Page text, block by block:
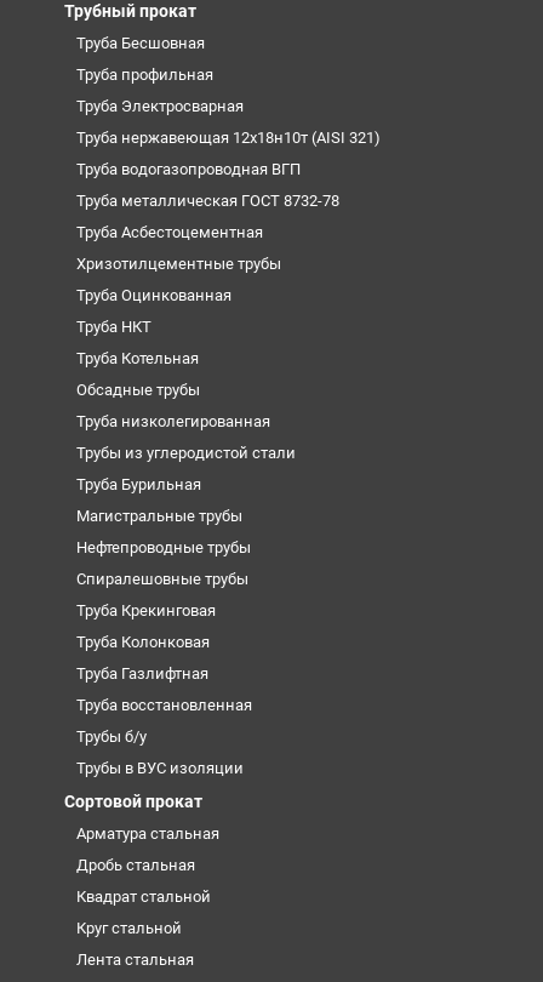
Трубный прокат
Труба Бесшовная
Труба профильная
Труба Электросварная
Труба нержавеющая 12х18н10т (AISI 321)
Труба водогазопроводная ВГП
Труба металлическая ГОСТ 8732-78
Труба Асбестоцементная
Хризотилцементные трубы
Труба Оцинкованная
Труба НКТ
Труба Котельная
Обсадные трубы
Труба низколегированная
Трубы из углеродистой стали
Труба Бурильная
Магистральные трубы
Нефтепроводные трубы
Спиралешовные трубы
Труба Крекинговая
Труба Колонковая
Труба Газлифтная
Труба восстановленная
Трубы б/у
Трубы в ВУС изоляции
Сортовой прокат
Арматура стальная
Дробь стальная
Квадрат стальной
Круг стальной
Лента стальная